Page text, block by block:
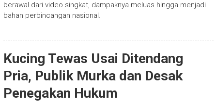
berawal dari video singkat, dampaknya meluas hingga menjadi
bahan perbincangan nasional.
Kucing Tewas Usai Ditendang
Pria, Publik Murka dan Desak
Penegakan Hukum